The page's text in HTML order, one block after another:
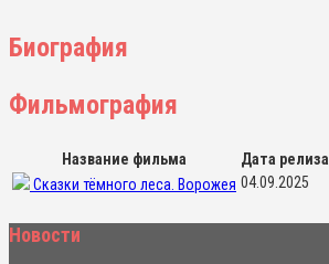
Биография
Фильмография
Название фильма
Дата релиза
Сказки тёмного леса. Ворожея 04.09.2025
Новости